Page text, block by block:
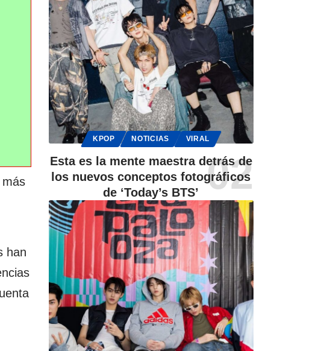
han
KPOP NOTICIAS VIRAL
Esta es la mente maestra detrás de
los nuevos conceptos fotográficos
de ‘Today’s BTS’